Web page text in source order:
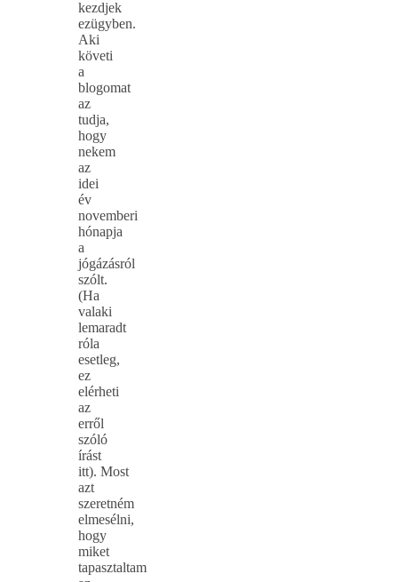
kezdjek
ezügyben.
Aki
követi
a
blogomat
az
tudja,
hogy
nekem
az
idei
év
novemberi
hónapja
a
jógázásról
szólt.
(Ha
valaki
lemaradt
róla
esetleg,
ez
elérheti
az
erről
szóló
írást
itt). Most
azt
szeretném
elmesélni,
hogy
miket
tapasztaltam